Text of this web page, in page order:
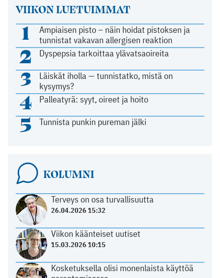
VIIKON LUETUIMMAT
1
Ampiaisen pisto – näin hoidat pistoksen ja
tunnistat vakavan allergisen reaktion
2 Dyspepsia tarkoittaa ylävatsaoireita
3
Läiskät iholla — tunnistatko, mistä on
kysymys?
4 Palleatyrä: syyt, oireet ja hoito
5 Tunnista punkin pureman jälki
KOLUMNI
Terveys on osa turvallisuutta
26.04.2026 15:32
Viikon käänteiset uutiset
15.03.2026 10:15
Kosketuksella olisi monenlaista käyttöä